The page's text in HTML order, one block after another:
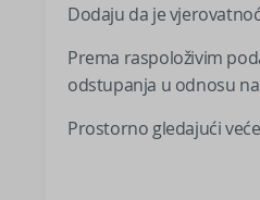
Dodaju da je
Prema raspoloživim
odstupanja u odnosu
Prostorno gledajući